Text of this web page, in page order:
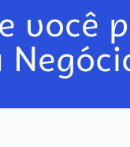
você